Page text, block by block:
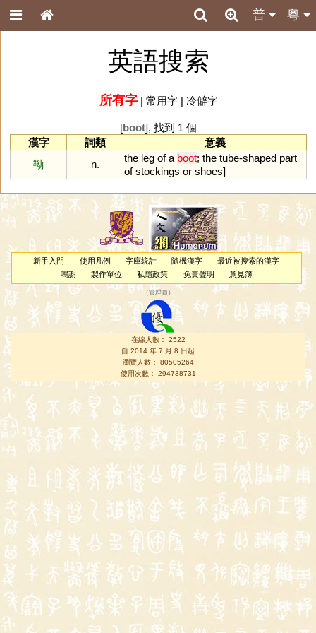
粵
普
英語搜索
所有字| 常用字| 冷僻字
[boot], 找到 1 個
漢字
詞類
意義
靿
n.
the leg of a boot; the tube-shaped part
of stockings or shoes]
新手入門 使用凡例 字庫統計 隨機漢字
最近被搜索的漢字
鳴謝
製作單位 私隱政策 免責聲明 意見簿
（管理員 ）
在線人數： 2522
自 2014 年 7 月 8 日起
瀏覽人數： 80505264
使用次數： 294738731